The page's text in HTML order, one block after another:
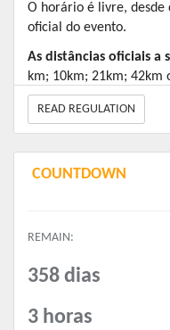
O horário é livre, desde
oficial do evento.
As distâncias oficiais a
km; 10km; 21km; 42km
A prova pode ser feita
pedalando.
O percurso pode ser
rua, parque, esteira ou
READ REGULATION
COUNTDOWN
REMAIN:
358 dias
3 horas